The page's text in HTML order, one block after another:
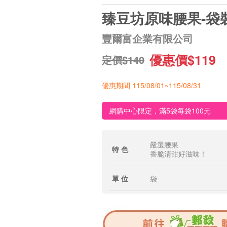
臻豆坊原味腰果-袋
豐爾富企業有限公司
定價$140 優惠價$119
優惠期間 115/08/01~115/08/31
網購中心限定，滿5袋每袋100元
特 色
嚴選腰果
香脆清甜好滋味！
單 位 袋